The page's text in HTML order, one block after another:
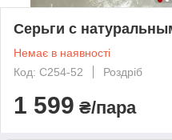
Серьги с
Немає в наявності
Код: С254-52
Роздріб
1 599 ₴/пара